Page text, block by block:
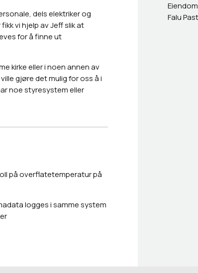
dels elektriker og
vi hjelp av Jeff slik at
for å finne ut
kirke eller i noen annen av
gjøre det mulig for oss å i
noe styresystem eller
på overflatetemperatur på
logges i samme system
Falu